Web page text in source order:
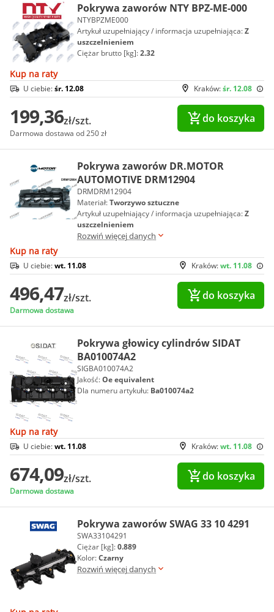
Pokrywa zaworów NTY BPZ-ME-000
NTYBPZME000
Artykuł uzupełniający / informacja uzupełniająca:Z
uszczelnieniem
Ciężar brutto [kg]:2.32
Kup na raty
Kraków:śr. 12.08
U ciebie:śr. 12.08
199,36zł/szt.
Darmowa dostawa od 250 zł
do koszyka
Pokrywa zaworów DR.MOTOR
AUTOMOTIVE DRM12904
DRMDRM12904
Materiał:Tworzywo sztuczne
Artykuł uzupełniający / informacja uzupełniająca:Z
uszczelnieniem
Rozwiń więcej danych
Kup na raty
Kraków:wt. 11.08
U ciebie:wt. 11.08
496,47zł/szt.
Darmowa dostawa
do koszyka
Pokrywa głowicy cylindrów SIDAT
BA010074A2
SIGBA010074A2
Jakość:Oe equivalent
Dla numeru artykułu: Ba010074a2
Kup na raty
Kraków:wt. 11.08
U ciebie:wt. 11.08
674,09zł/szt.
Darmowa dostawa
do koszyka
Pokrywa zaworów SWAG 33 10 4291
SWA33104291
Ciężar [kg]:0.889
Kolor:Czarny
Rozwiń więcej danych